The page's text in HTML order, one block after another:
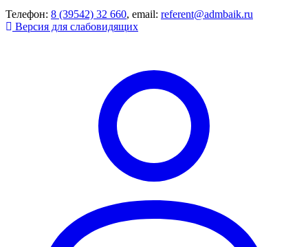
Телефон: 8 (39542) 32 660, email: referent@admbaik.ru
Версия для слабовидящих